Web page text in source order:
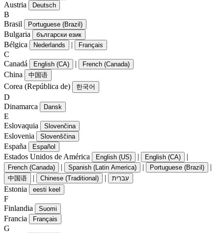
Austria Deutsch
B
Brasil
Portuguese (Brazil)
Bulgaria български език
Bélgica Nederlands | Français
C
Canadá
English (CA) | French (Canada)
China 中国语
Corea (República de) 한국어
D
Dinamarca
Dansk
E
Eslovaquia
Slovenčina
Eslovenia Slovenščina
España Español
Estados Unidos de América English (US) | English (CA) |
French (Canada) | Spanish (Latin America) | Portuguese (Brazil) |
中国语 | Chinese (Traditional) | עִברִית
Estonia eesti keel
F
Finlandia
Suomi
Francia Français
G